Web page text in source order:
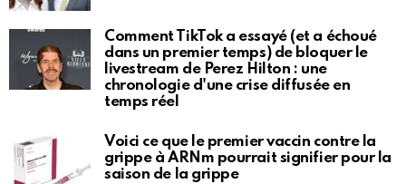
Comment TikTok a essayé (et a échoué
dans un premier temps) de bloquer le
livestream de Perez Hilton : une
chronologie d'une crise diffusée en
temps réel
Voici ce que le premier vaccin contre la
grippe à ARNm pourrait signifier pour la
saison de la grippe